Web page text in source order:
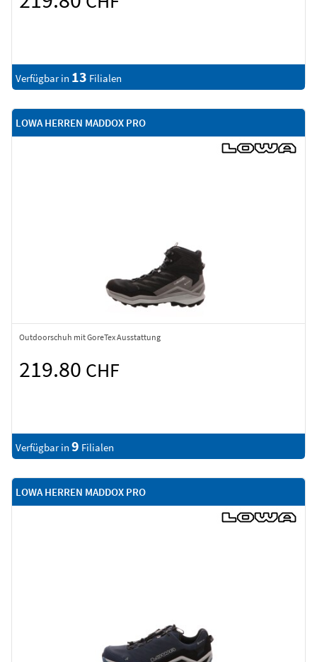
Verfügbar in 13 Filialen
LOWA HERREN MADDOX PRO
Outdoorschuh mit GoreTex Ausstattung
219.80 CHF
Verfügbar in 9 Filialen
LOWA HERREN MADDOX PRO